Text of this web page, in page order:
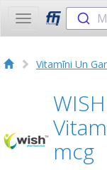
Toggle
navigation
Vitamīni Un
mcg